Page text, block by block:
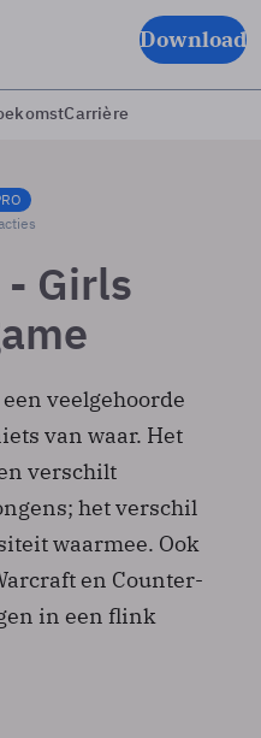
Download
Carrière
Girls
veelgehoorde
van waar. Het
verschilt
het verschil
waarmee. Ook
en Counter-
in een flink